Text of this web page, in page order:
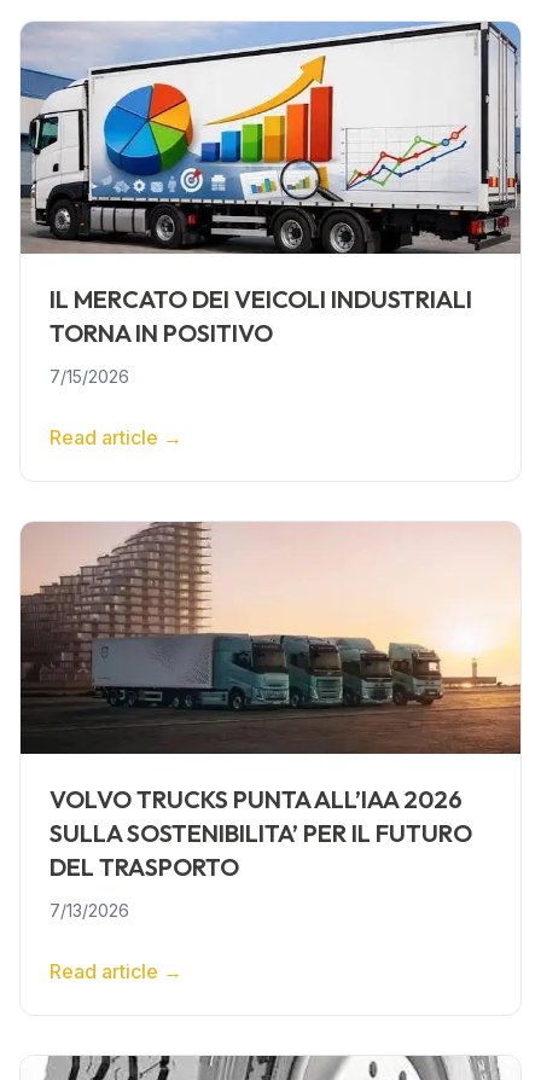
IL MERCATO DEI VEICOLI INDUSTRIALI
TORNA IN POSITIVO
7/15/2026
Read article →
VOLVO TRUCKS PUNTA ALL’IAA 2026
SULLA SOSTENIBILITA’ PER IL FUTURO
DEL TRASPORTO
7/13/2026
Read article →